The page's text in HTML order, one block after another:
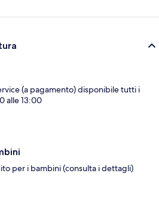
(a pagamento) disponibile tutti i
alle 13:00
per i bambini (consulta i dettagli)